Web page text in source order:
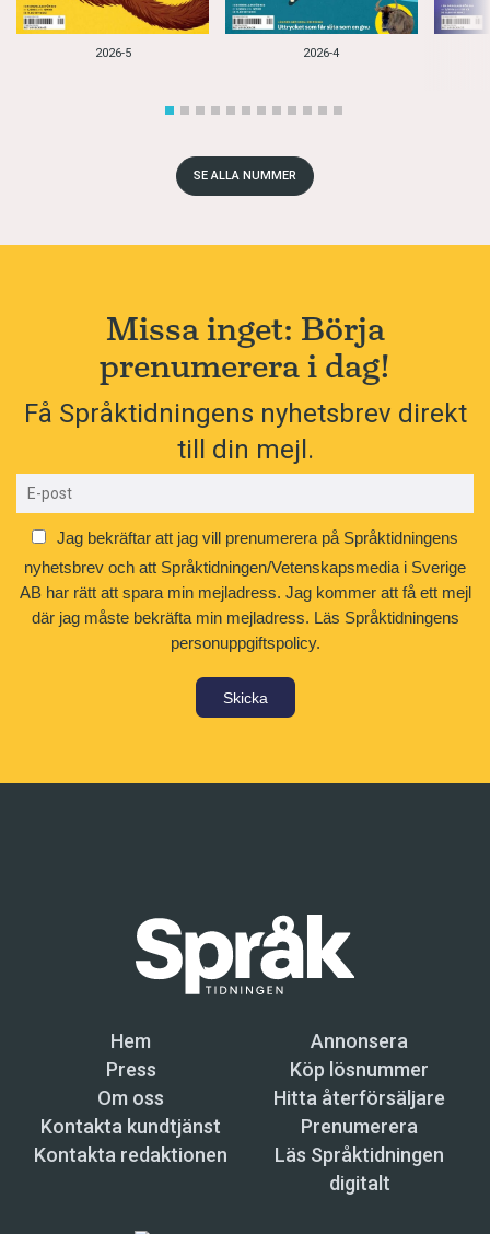
2026-5 2026-4
SE ALLA NUMMER
Missa inget: Börja
prenumerera i dag!
Få Språktidningens nyhetsbrev direkt
till din mejl.
Jag bekräftar att jag vill prenumerera på Språktidningens
nyhetsbrev och att Språktidningen/Vetenskapsmedia i Sverige
AB har rätt att spara min mejladress. Jag kommer att få ett mejl
där jag måste bekräfta min mejladress. Läs Språktidningens
personuppgiftspolicy.
Skicka
Hem
Annonsera
Press
Köp lösnummer
Om oss
Hitta återförsäljare
Kontakta kundtjänst
Prenumerera
Kontakta redaktionen
Läs Språktidningen
digitalt